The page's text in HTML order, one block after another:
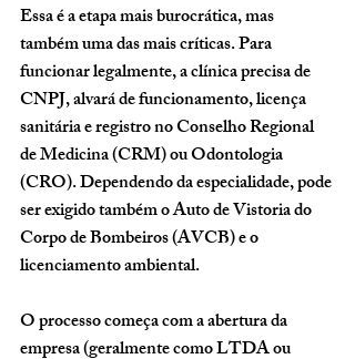
Essa é a etapa mais burocrática, mas
também uma das mais críticas. Para
funcionar legalmente, a clínica precisa de
CNPJ, alvará de funcionamento, licença
sanitária e registro no Conselho Regional
de Medicina (CRM) ou Odontologia
(CRO). Dependendo da especialidade, pode
ser exigido também o Auto de Vistoria do
Corpo de Bombeiros (AVCB) e o
licenciamento ambiental.
O processo começa com a abertura da
empresa (geralmente como LTDA ou